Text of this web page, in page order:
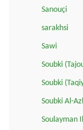
Sanouçi
sarakhsi
Sawi
Soubki
Soubki
Soubki Al-
Soulayman